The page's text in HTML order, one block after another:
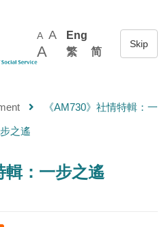
A A
A
Eng
繁
简
《AM730》社情特輯：一
步之遙
輯：一步之遙